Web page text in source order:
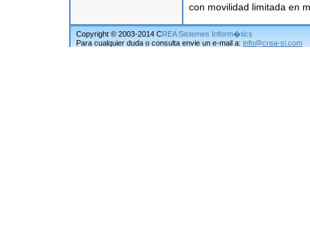
con movilidad limitada en
Copyright © 2003-2014 CREA Sistemes Inform�tics
Para cualquier duda o consulta envie un e-mail a:info@crea-si.com